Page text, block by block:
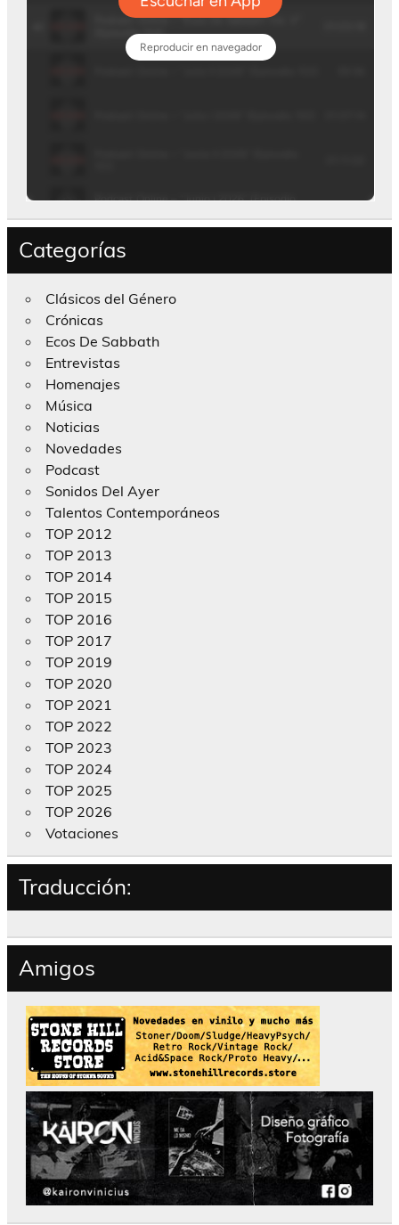
Categorías
Clásicos del Género
Crónicas
Ecos De Sabbath
Entrevistas
Homenajes
Música
Noticias
Novedades
Podcast
Sonidos Del Ayer
Talentos Contemporáneos
TOP 2012
TOP 2013
TOP 2014
TOP 2015
TOP 2016
TOP 2017
TOP 2019
TOP 2020
TOP 2021
TOP 2022
TOP 2023
TOP 2024
TOP 2025
TOP 2026
Votaciones
Traducción:
Amigos